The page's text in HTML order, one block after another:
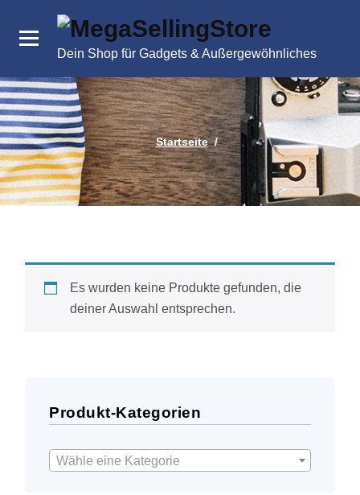
Inhalt
Dein Shop für Gadgets & Außergewöhnliches
Startseite/
Es wurden keine Produkte gefunden, die
deiner Auswahl entsprechen.
Produkt-Kategorien
Wähle eine Kategorie